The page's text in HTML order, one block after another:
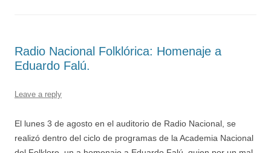
Radio Nacional Folklórica: Homenaje a
Eduardo Falú.
Leave a reply
El lunes 3 de agosto en el auditorio de Radio Nacional, se
realizó dentro del ciclo de programas de la Academia Nacional